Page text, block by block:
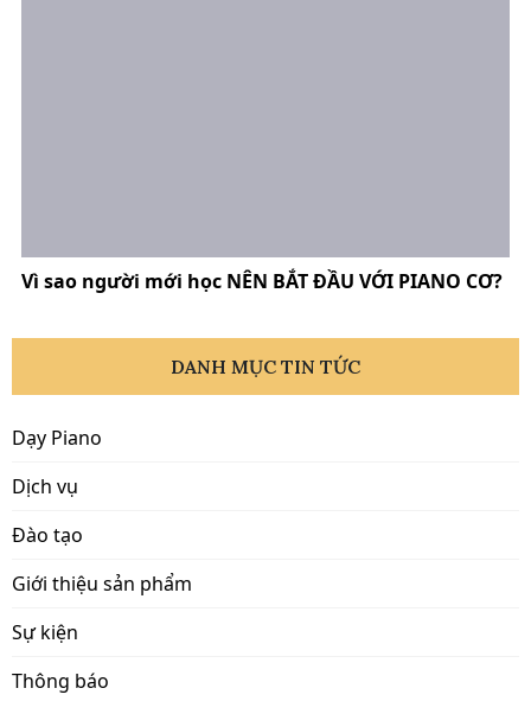
Vì sao người mới học NÊN BẮT ĐẦU VỚI PIANO CƠ?
DANH MỤC TIN TỨC
Dạy Piano
Dịch vụ
Đào tạo
Giới thiệu sản phẩm
Sự kiện
Thông báo